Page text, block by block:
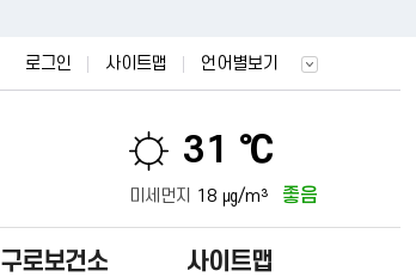
로그인 사이트맵 언어별보기
31 ℃
미세먼지 18 ㎍/m³ 좋음
구로보건소 사이트맵